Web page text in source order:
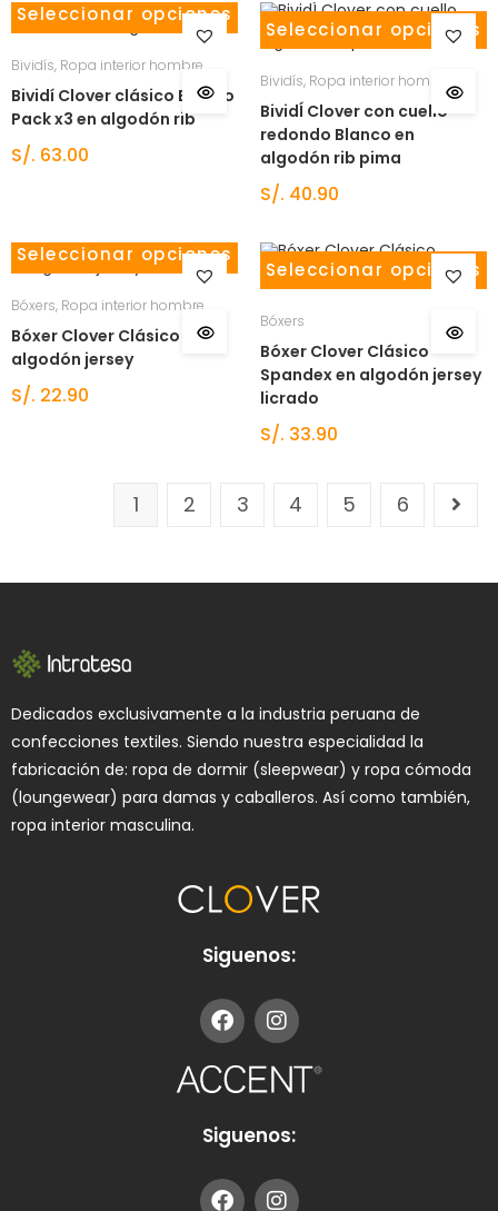
de 5
Seleccionar opciones
Bividís, Ropa interior hombre
Bividí Clover clásico Blanco
Pack x3 en algodón rib
S/. 63.00
Seleccionar opciones
Bividís, Ropa interior hombre
BividÍ Clover con cuello
redondo Blanco en
algodón rib pima
S/. 40.90
Seleccionar opciones
Bóxers, Ropa interior hombre
Bóxer Clover Clásico en
algodón jersey
S/. 22.90
Seleccionar opciones
Bóxers
Bóxer Clover Clásico
Spandex en algodón jersey
licrado
S/. 33.90
1 2 3 4 5 6
Dedicados exclusivamente a la industria peruana de
confecciones textiles. Siendo nuestra especialidad la
fabricación de: ropa de dormir (sleepwear) y ropa cómoda
(loungewear) para damas y caballeros. Así como también,
ropa interior masculina.
Siguenos:
Siguenos: